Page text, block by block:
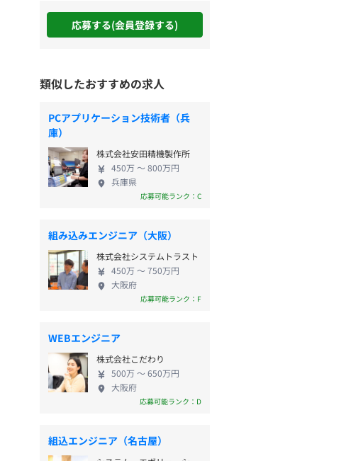
応募する(会員登録する)
類似したおすすめの求人
PCアプリケーション技術者（兵
庫）
株式会社安田精機製作所
450万 〜 800万円
兵庫県
応募可能ランク：C
組み込みエンジニア（大阪）
株式会社システムトラスト
450万 〜 750万円
大阪府
応募可能ランク：F
WEBエンジニア
株式会社こだわり
500万 〜 650万円
大阪府
応募可能ランク：D
組込エンジニア（名古屋）